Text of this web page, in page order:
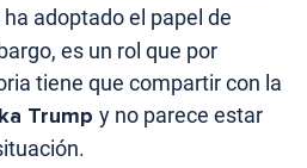
ha adoptado el papel de
es un rol que por
tiene que compartir con la
Trump y no parece estar